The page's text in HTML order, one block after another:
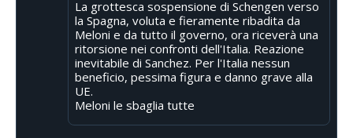
La grottesca sospensione di Schengen verso
la Spagna, voluta e fieramente ribadita da
Meloni e da tutto il governo, ora riceverà una
ritorsione nei confronti dell'Italia. Reazione
inevitabile di Sanchez. Per l'Italia nessun
beneficio, pessima figura e danno grave alla
UE.
Meloni le sbaglia tutte